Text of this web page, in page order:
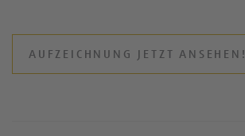
AUFZEICHNUNG JETZT ANSEHEN!